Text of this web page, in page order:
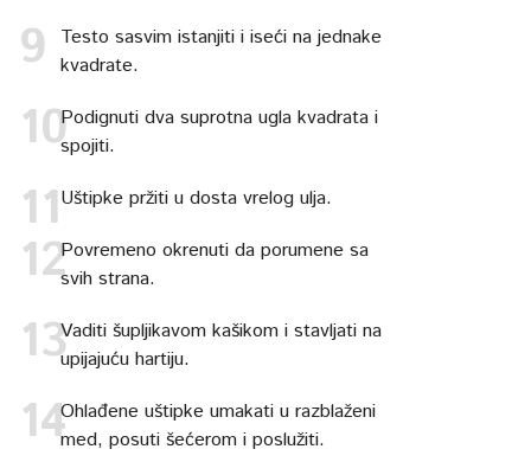
Testo sasvim istanjiti i iseći na jednake
kvadrate.
Podignuti dva suprotna ugla kvadrata i
spojiti.
Uštipke pržiti u dosta vrelog ulja.
Povremeno okrenuti da porumene sa
svih strana.
Vaditi šupljikavom kašikom i stavljati na
upijajuću hartiju.
Ohlađene uštipke umakati u razblaženi
med, posuti šećerom i poslužiti.